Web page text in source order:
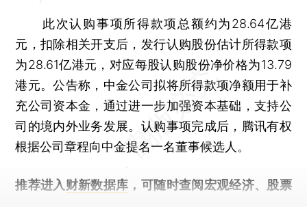
此次认购事项所得款项总额约为28.64亿港
元，扣除相关开支后，发行认购股份估计所得款项
为28.61亿港元，对应每股认购股份净价格为13.79
港元。公告称，中金公司拟将所得款项净额用于补
充公司资本金，通过进一步加强资本基础，支持公
司的境内外业务发展。认购事项完成后，腾讯有权
根据公司章程向中金提名一名董事候选人。
推荐进入 财新数据库 ，可随时查阅宏观经济、股票